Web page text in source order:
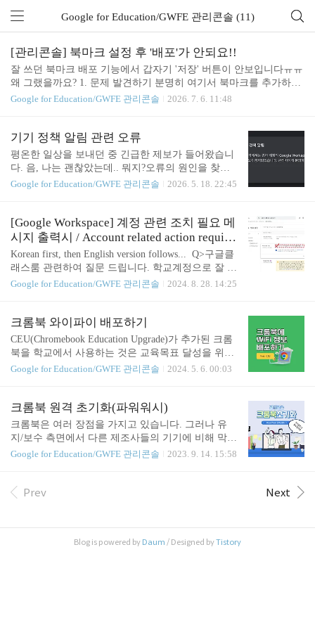
Google for Education/GWFE 관리콘솔 (11)
[관리콘솔] 북마크 설정 후 '배포'가 안되요!!
잘 쓰던 북마크 배포 기능에서 갑자기 '저장' 버튼이 안보입니다ㅠㅠ
왜 그랬을까요? 1. 문제 발견하기 분명히 여기서 북마크를 추가하면
왼쪽 아래 어딘가에 '저장' 버튼이 있었는데 안보입니다.. 왜냐고!! 2.
해 사용 설정' (혹은 원하는 조직마다 설정 다르게)이 되어 있어야 북
마크 배포 기능이 정상적으로 작동합니다. 간단하지만, 로그로 남겨
봅니다 :)오늘도 좋은하루 보내세요!
Google for Education/GWFE 관리콘솔 2026. 7. 6. 11:48
기기 정책 알림 관련 오류
평온한 일상을 보내던 중 긴급한 제보가 들어왔습니
다. 음, 나는 괜찮았는데.. 뭐지?오류의 원인을 찾아
보자... 오늘 무슨 일이 있었던 거지? 1. 구글 워크스
이벤트는 없었는데, 살펴보자니 이게 원인인 것 같기
도하고.. 3. 본격적인 분석가. 추론:- 단서1: 안드로이
드폰을 쓰는 나는 아무 문제가 없다.- 단서2: 아이폰
을 쓰는 선생님 두분에게서 오류가 보고되었다.- 단
서3: PC에서는 기능이 정상적으로 작동이 된다고 한
다. 나. 사고:- 계정 설정에는 문제가 없다. 왜냐면 PC
의 문제인 것 같다. 왜냐면 PC에서는 모든 기능이 작
동하니까...
Google for Education/GWFE 관리콘솔 2026. 5. 18. 22:45
[Google Workspace] 계정 관련 조치 필요 메
시지 출력시 / Account related action require
d
Korean first, then English version follows... Q>구글클
래스룸 관련하여 질문 드립니다. 학교계정으로 잘 사
용하던 구글클래스룸이 위 영상과 같이 진입 자체
구글클래스룸 이용하여 곧 수행평가를 진행할 예정
이라 마음이 급하네요ㅠ 상황파악:- PC에서는 클래
스룸이 정상 작동하는 상황이며, iOS기기에서도 정
마트폰에서만 Google Classroom 실행이 잘 안되는 상
선쌤의 추론:- PC와 iOS에서는 정상작동한다.- 앱 업
데이트, 캐시 문제는 아니다.- 안드로이드 ..
Google for Education/GWFE 관리콘솔 2024. 8. 28. 14:25
크롬북 와이파이 배포하기
CEU(Chromebook Education Upgrade)가 추가된 크롬
북을 학교에서 사용하는 것은 교육목표 달성을 위해
교실의 학습경험을 대단히 풍성하게 합니다. 그 중
t)이 없는 상태에서 WiFi의 설정값(SSID)를 배포하는
것은 불가능하고, 오히려 그 설정값을 개별 기기별로
하나씩 넣어야 하는 번거로움이 있었습니다. 그러나
게 노출시키지 않고 배포할 수 있습니다. 1. 유의할
이 인터넷에 연결되어있지 않은 상태라면 설정값의
배포를 할 수가 없습니다. 왜냐하면 설정값의 배포는
Google for Education/GWFE 관리콘솔 2024. 5. 6. 00:03
크롬북 원격 초기화(파워워시)
크롬북은 여러 장점을 가지고 있습니다. 그러나 유
지/보수 측면에서 다른 제조사들의 기기에 비해 막강
한 장점을 가지는데요. 그것은 바로 파워워시! (원격
합니다. 1. 크롬북 초기화 방법 가. 개별기기에서 1)
표시되는 단계를 따라 Google 계정으로 로그인합니
Google for Education/GWFE 관리콘솔 2023. 9. 14. 15:58
Prev Next
Blog is powered by Daum / Designed byTistory